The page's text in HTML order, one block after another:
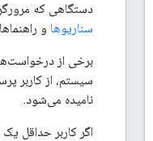
دستگاهی که
سناریوها و
برخی از
سیستم، از کاربر
نامیده می‌شود.
اگر کاربر حداقل